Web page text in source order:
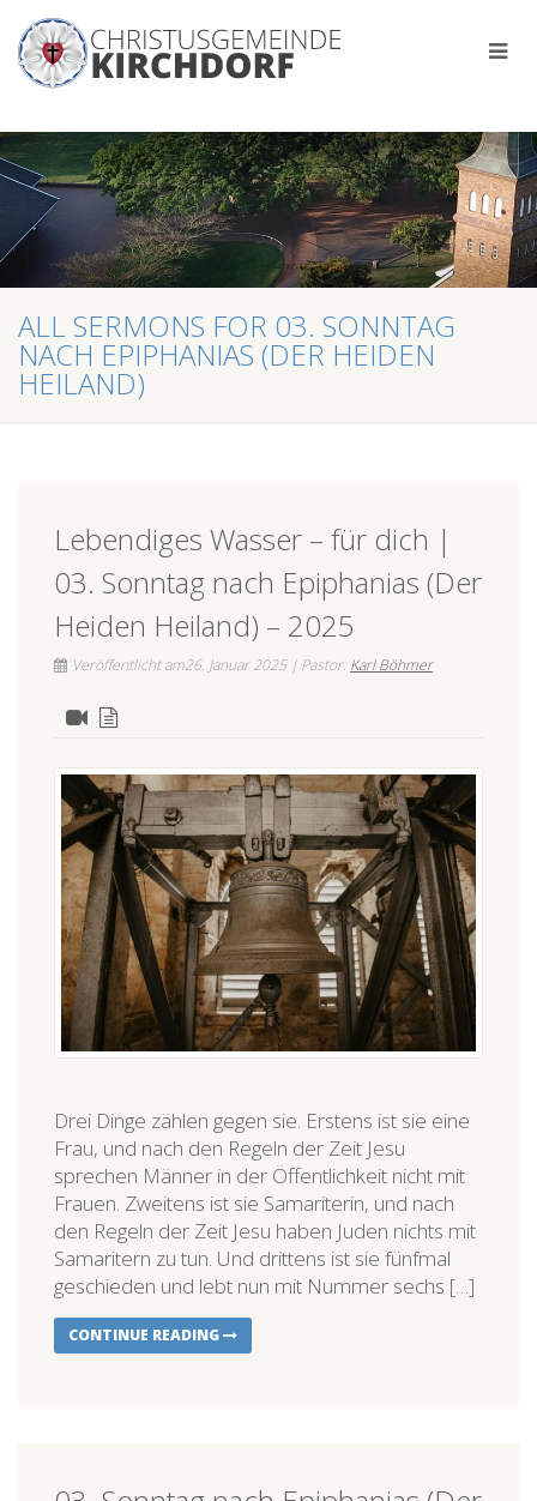
ALL SERMONS FOR 03. SONNTAG
NACH EPIPHANIAS (DER HEIDEN
HEILAND)
Lebendiges Wasser – für dich |
03. Sonntag nach Epiphanias (Der
Heiden Heiland) – 2025
Veröffentlicht am26. Januar 2025 | Pastor: Karl Böhmer
Drei Dinge zählen gegen sie. Erstens ist sie eine
Frau, und nach den Regeln der Zeit Jesu
sprechen Männer in der Öffentlichkeit nicht mit
Frauen. Zweitens ist sie Samariterin, und nach
den Regeln der Zeit Jesu haben Juden nichts mit
Samaritern zu tun. Und drittens ist sie fünfmal
geschieden und lebt nun mit Nummer sechs […]
CONTINUE READING